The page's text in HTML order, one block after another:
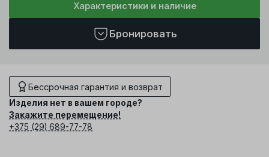
Характеристики и наличие
Бронировать
Бессрочная гарантия и возврат
Изделия нет в вашем городе?
Закажите перемещение!
+375 (29) 689-77-78